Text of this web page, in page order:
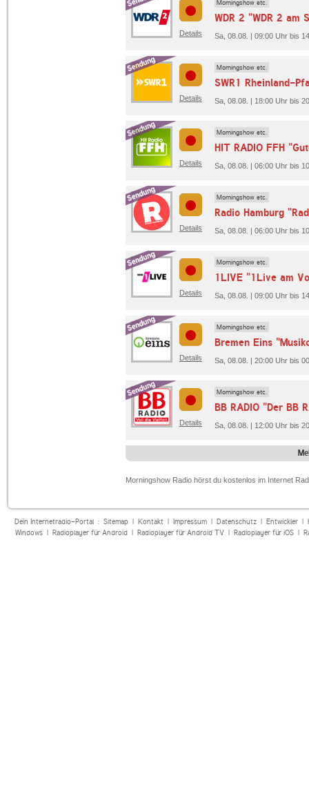
Details
Morningshow etc.
WDR 2 "WDR 2 am
Sa, 08.08. | 09:00 Uhr bis
Details
Morningshow etc.
SWR1 Rheinland-
Sa, 08.08. | 18:00 Uhr bis
Details
Morningshow etc.
HIT RADIO FFH
Sa, 08.08. | 06:00 Uhr bis
Details
Morningshow etc.
Radio Hamburg
Sa, 08.08. | 06:00 Uhr bis
Details
Morningshow etc.
1LIVE "1Live am
Sa, 08.08. | 09:00 Uhr bis
Details
Morningshow etc.
Bremen Eins
Sa, 08.08. | 20:00 Uhr bis
Details
Morningshow etc.
BB RADIO "Der BB
Sa, 08.08. | 12:00 Uhr bis
Morningshow Radio hörst du kostenlos im Internet
Dein Internetradio-Portal : Sitemap| Kontakt| Impressum| Datenschutz| Entwickler|
Windows| Radioplayer für Android| Radioplayer für Android TV| Radioplayer für iOS|